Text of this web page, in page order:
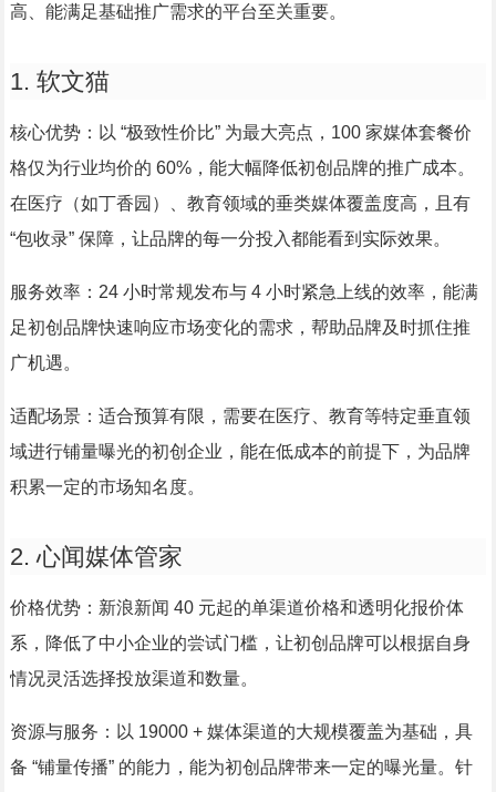
高、能满足基础推广需求的平台至关重要。
1. 软文猫
核心优势：以 “极致性价比” 为最大亮点，100 家媒体套餐价
格仅为行业均价的 60%，能大幅降低初创品牌的推广成本。
在医疗（如丁香园）、教育领域的垂类媒体覆盖度高，且有
“包收录” 保障，让品牌的每一分投入都能看到实际效果。
服务效率：24 小时常规发布与 4 小时紧急上线的效率，能满
足初创品牌快速响应市场变化的需求，帮助品牌及时抓住推
广机遇。
适配场景：适合预算有限，需要在医疗、教育等特定垂直领
域进行铺量曝光的初创企业，能在低成本的前提下，为品牌
积累一定的市场知名度。
2. 心闻媒体管家
价格优势：新浪新闻 40 元起的单渠道价格和透明化报价体
系，降低了中小企业的尝试门槛，让初创品牌可以根据自身
情况灵活选择投放渠道和数量。
资源与服务：以 19000 + 媒体渠道的大规模覆盖为基础，具
备 “铺量传播” 的能力，能为初创品牌带来一定的曝光量。针